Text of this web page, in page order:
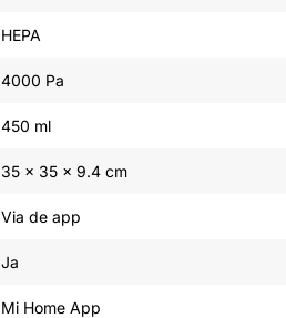
HEPA
4000 Pa
450 ml
35 x 35 x 9.4 cm
Via de app
Ja
Mi Home App